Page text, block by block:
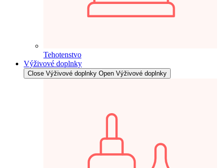
Tehotenstvo
Výživové doplnky
Close Výživové doplnky Open Výživové doplnky